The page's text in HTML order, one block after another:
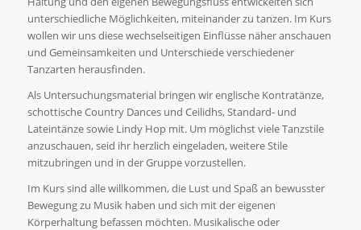
unterschiedliche Möglichkeiten, miteinander zu tanzen. Im Kurs
wollen wir uns diese wechselseitigen Einflüsse näher anschauen
und Gemeinsamkeiten und Unterschiede verschiedener
Tanzarten herausfinden.
Als Untersuchungsmaterial bringen wir englische Kontratänze,
schottische Country Dances und Ceilidhs, Standard- und
Lateintänze sowie Lindy Hop mit. Um möglichst viele Tanzstile
anzuschauen, seid ihr herzlich eingeladen, weitere Stile
mitzubringen und in der Gruppe vorzustellen.
Im Kurs sind alle willkommen, die Lust und Spaß an bewusster
Bewegung zu Musik haben und sich mit der eigenen
Körperhaltung befassen möchten. Musikalische oder